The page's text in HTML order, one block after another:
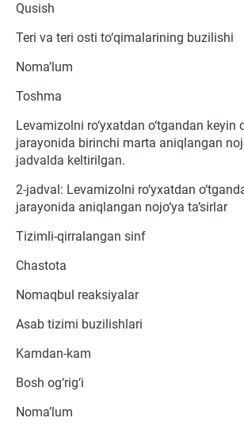
Qusish
Teri va teri osti to‘qimalarining buzilishi
Noma’lum
Toshma
Levamizolni ro‘yxatdan o‘tgandan keyin
jarayonida birinchi marta aniqlangan
jadvalda keltirilgan.
2-jadval: Levamizolni ro‘yxatdan
jarayonida aniqlangan nojo‘ya ta’sirlar
Tizimli-qirralangan sinf
Chastota
Nomaqbul reaksiyalar
Asab tizimi buzilishlari
Kamdan-kam
Bosh og‘rig‘i
Noma’lum